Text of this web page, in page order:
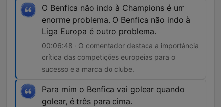
O Benfica não indo à Champions é um
enorme problema. O Benfica não indo à
Liga Europa é outro problema.
00:06:48 · O comentador destaca a importância
crítica das competições europeias para o
sucesso e a marca do clube.
Para mim o Benfica vai golear quando
golear, é três para cima.